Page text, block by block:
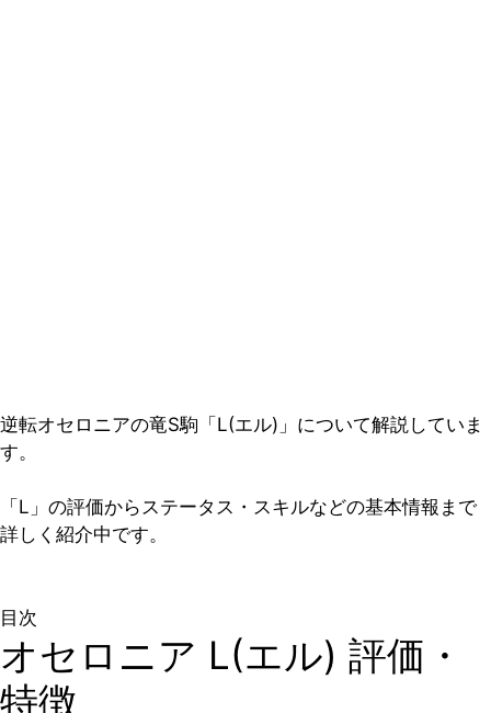
逆転オセロニアの竜S駒「L(エル)」について解説していま
す。
「L」の評価からステータス・スキルなどの基本情報まで
詳しく紹介中です。
目次
オセロニア L(エル) 評価・
特徴